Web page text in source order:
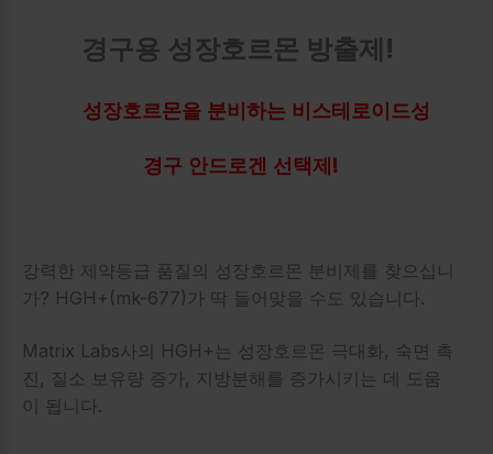
경구용 성장호르몬 방출제!
성장호르몬을 분비하는 비스테로이드성
경구 안드로겐 선택제!
강력한 제약등급 품질의 성장호르몬 분비제를 찾으십니
가? HGH+(mk-677)가 딱 들어맞을 수도 있습니다.
Matrix Labs사의 HGH+는 성장호르몬 극대화, 숙면 촉
진, 질소 보유량 증가, 지방분해를 증가시키는 데 도움
이 됩니다.